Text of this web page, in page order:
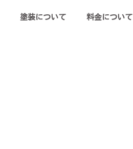
塗装について 料金について